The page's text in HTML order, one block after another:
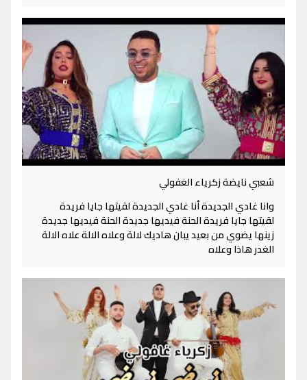
شعبي نايضة زكرياء الغفولي
وانا غادي الجديدة أنا غادي الجديدة لقيتها جايا فريدة
لقيتها جايا فريدة الحنة فيديها جديدة الحنة فيديها جديدة
زينها يضوي من بعيد يبان هاديك لالة وعلاه الالة علاه الالة
الغدر هاذا وعلاه